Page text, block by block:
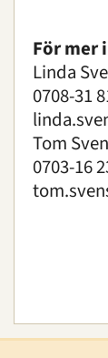
För mer
Linda
0708-31
Tom
0703-16